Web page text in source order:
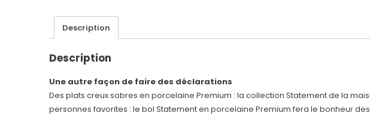
Description
Description
Une autre façon de faire des déclarations
Des plats creux sobres en porcelaine Premium : la collection Statement de la
personnes favorites : le bol Statement en porcelaine Premium fera le bonheur